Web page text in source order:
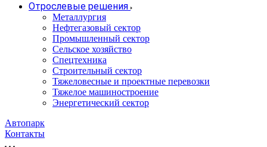
Отрослевые решения
Металлургия
Нефтегазовый сектор
Промышленный сектор
Сельское хозяйство
Спецтехника
Строительный сектор
Тяжеловесные и проектные перевозки
Тяжелое машиностроение
Энергетический сектор
Автопарк
Контакты